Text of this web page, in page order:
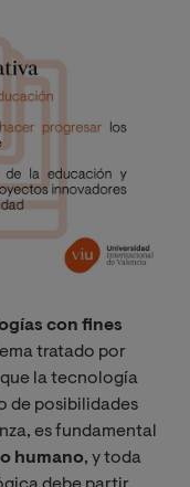
con fines
tratado por
la tecnología
de posibilidades
es fundamental
humano, y toda